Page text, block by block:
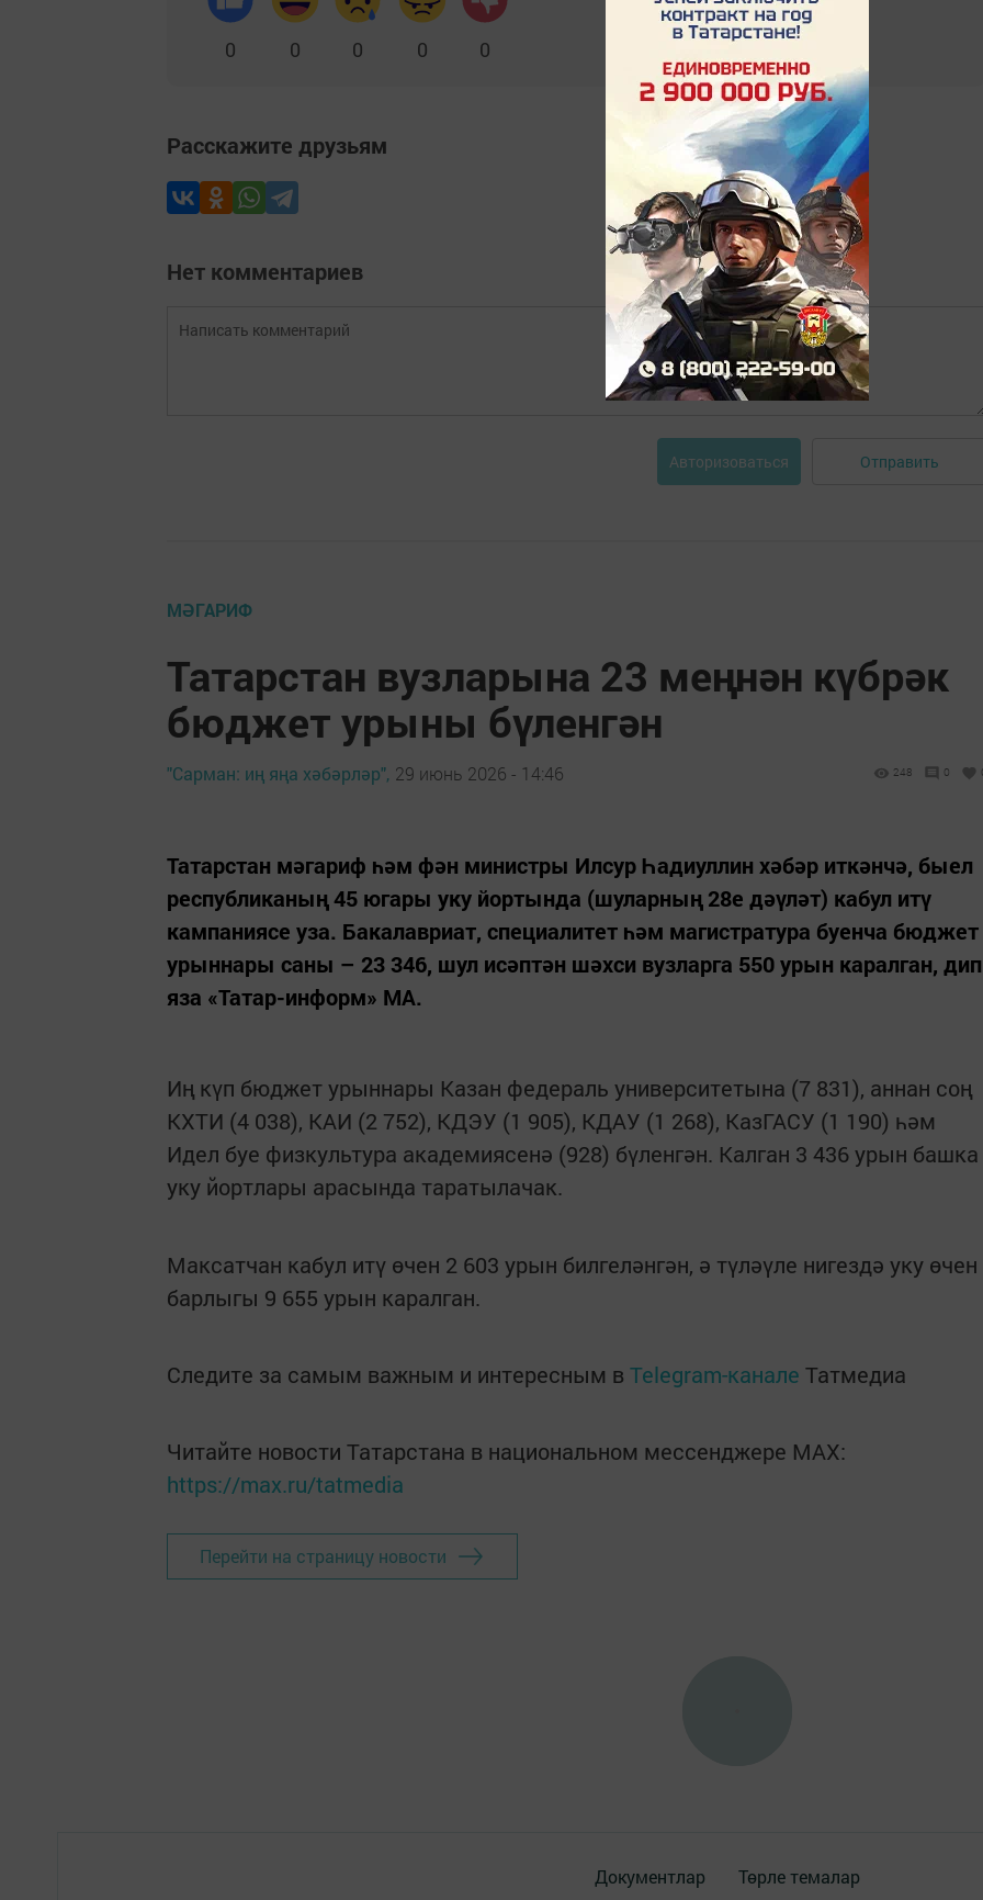
0 0 0 0 0
Расскажите друзьям
Нет комментариев
Авторизоваться Отправить
МӘГАРИФ
Татарстан вузларына 23 меңнән күбрәк
бюджет урыны бүленгән
"Сарман: иң яңа хәбәрләр", 29 июнь 2026 - 14:46 248 0
Татарстан мәгариф һәм фән министры Илсур Һадиуллин хәбәр иткәнчә, быел
республиканың 45 югары уку йортында (шуларның 28е дәүләт) кабул итү
кампаниясе уза. Бакалавриат, специалитет һәм магистратура буенча бюджет
урыннары саны – 23 346, шул исәптән шәхси вузларга 550 урын каралган, дип
яза «Татар-информ» МА.
Иң күп бюджет урыннары Казан федераль университетына (7 831), аннан соң
КХТИ (4 038), КАИ (2 752), КДЭУ (1 905), КДАУ (1 268), КазГАСУ (1 190) һәм
Идел буе физкультура академиясенә (928) бүленгән. Калган 3 436 урын башка
уку йортлары арасында таратылачак.
Максатчан кабул итү өчен 2 603 урын билгеләнгән, ә түләүле нигездә уку өчен
барлыгы 9 655 урын каралган.
Следите за самым важным и интересным в Telegram-канале Татмедиа
Читайте новости Татарстана в национальном мессенджере MАХ:
https://max.ru/tatmedia
Перейти на страницу новости
Документлар Төрле темалар